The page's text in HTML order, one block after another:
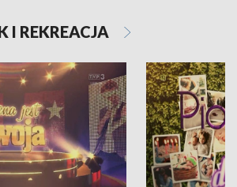
I REKREACJA